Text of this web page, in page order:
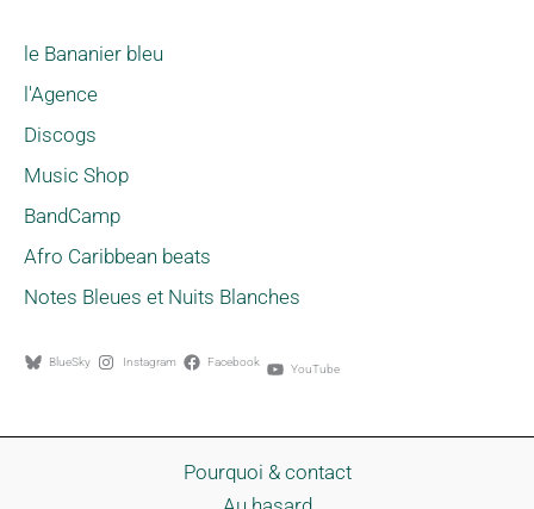
le Bananier bleu
l'Agence
Discogs
Music Shop
BandCamp
Afro Caribbean beats
Notes Bleues et Nuits Blanches
BlueSky Instagram Facebook YouTube
Pourquoi & contact